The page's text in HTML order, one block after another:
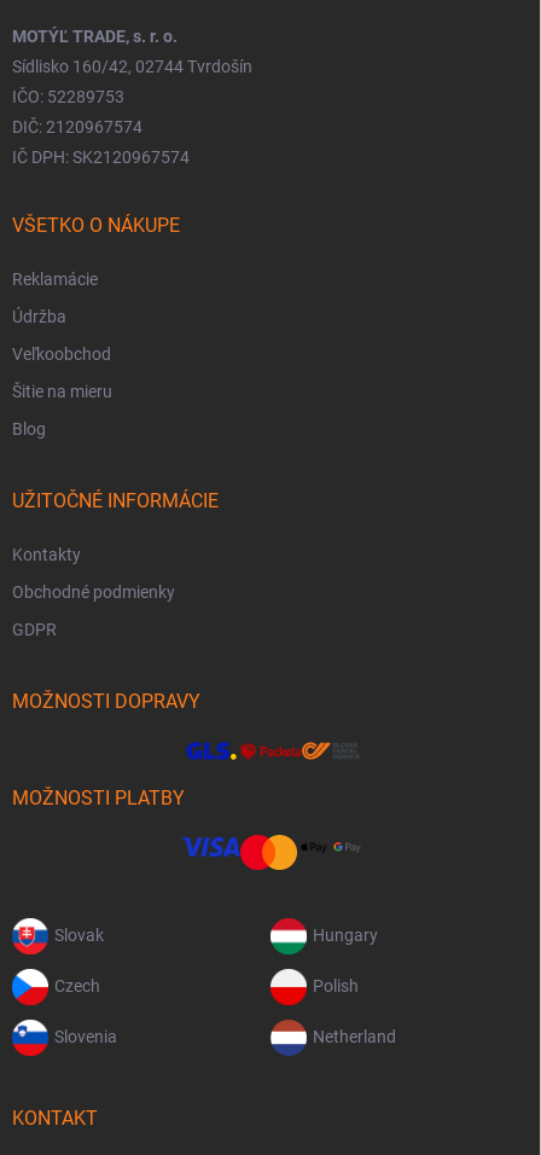
MOTÝĽ TRADE, s. r. o.
Sídlisko 160/42, 02744 Tvrdošín
IČO: 52289753
DIČ: 2120967574
IČ DPH: SK2120967574
VŠETKO O NÁKUPE
Reklamácie
Údržba
Veľkoobchod
Šitie na mieru
Blog
UŽITOČNÉ INFORMÁCIE
Kontakty
Obchodné podmienky
GDPR
MOŽNOSTI DOPRAVY
MOŽNOSTI PLATBY
Slovak Hungary
Czech Polish
Slovenia Netherland
KONTAKT